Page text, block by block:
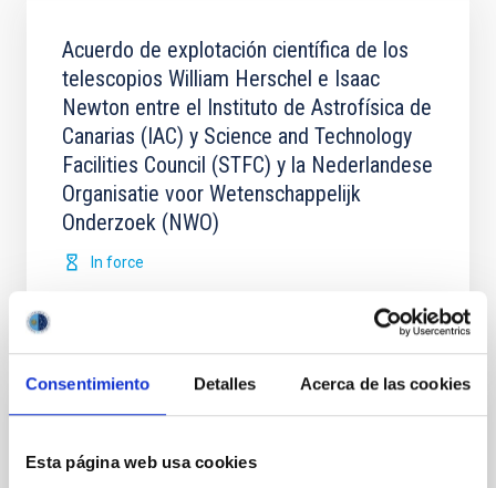
Consentimiento Detalles Acerca de las cookies
Esta página web usa cookies
Acuerdo de explotación científica de los
telescopios William Herschel e Isaac
Newton entre el Instituto de Astrofísica de
Canarias (IAC) y Science and Technology
Facilities Council (STFC) y la Nederlandese
Organisatie voor Wetenschappelijk
Onderzoek (NWO)
In force
de Treinta Metros (TMT) en el